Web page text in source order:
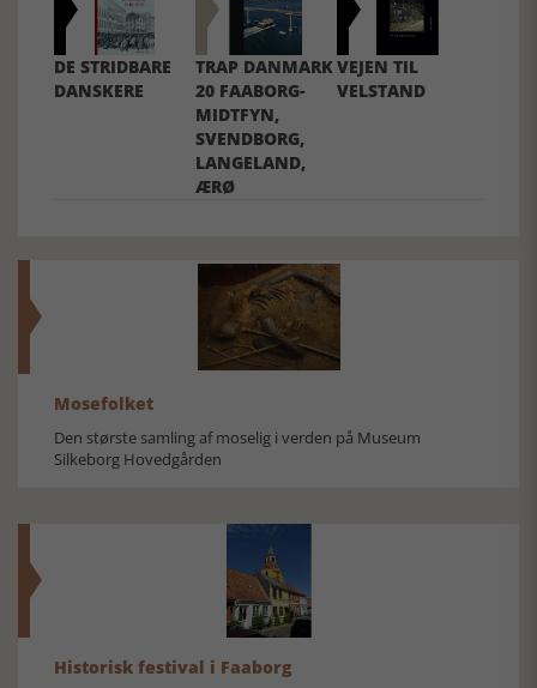
DE STRIDBARE
DANSKERE
TRAP DANMARK
20 FAABORG-
MIDTFYN,
SVENDBORG,
LANGELAND,
ÆRØ
VEJEN TIL
VELSTAND
Mosefolket
Den største samling af moselig i verden på Museum
Silkeborg Hovedgården
Historisk festival i Faaborg